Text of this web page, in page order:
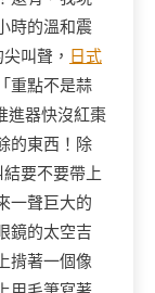
時的溫和震
叫聲， 日式
重點不是蒜
進器快沒紅棗
的東西！除
要不要帶上
一聲巨大的
鏡的太空吉
揹著一個像